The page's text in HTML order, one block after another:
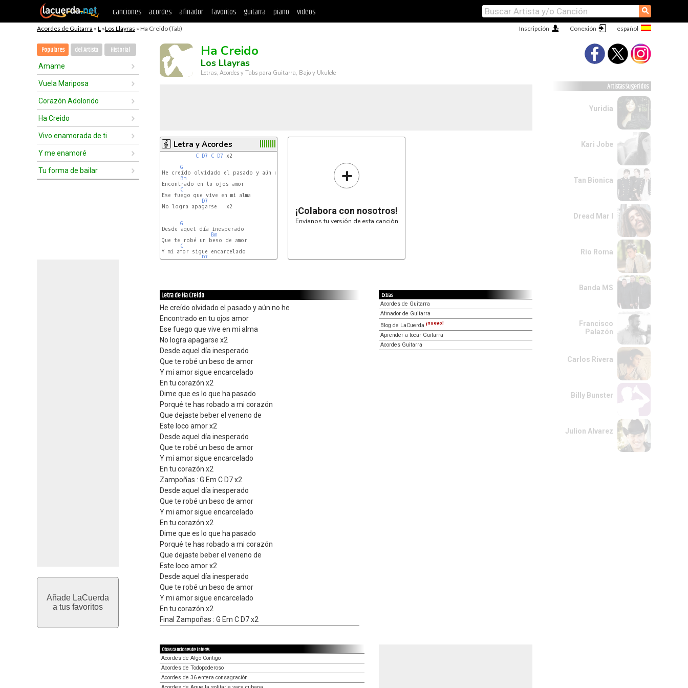
canciones acordes afinador favoritos guitarra piano videos ⚲
Acordes de Guitarra » L »Los Llayras » Ha Creido (Tab) Conexión
Inscripción
Populares del Artista Historial
Amame
Vuela Mariposa
Corazón Adolorido
Ha Creido
Vivo enamorada de ti
Y me enamoré
Tu forma de bailar
Añade LaCuerda
a tus favoritos
Ha Creido
Los Llayras
Letras, Acordes y Tabs para Guitarra, Bajo y Ukulele
Letra y Acordes
C D7 C D7 x2
G
He creído olvidado el pasado y aún no he
Bm
Encontrado en tu ojos amor
C
Ese fuego que vive en mi alma
D7
No logra apagarse   x2
G
Desde aquel día inesperado
Bm
Que te robé un beso de amor
C
Y mi amor sigue encarcelado
D7
+
¡Colabora con nosotros!
Envíanos tu versión de esta canción
Letra de Ha Creido
He creído olvidado el pasado y aún no he
Encontrado en tu ojos amor
Ese fuego que vive en mi alma
No logra apagarse x2
Desde aquel día inesperado
Que te robé un beso de amor
Y mi amor sigue encarcelado
En tu corazón x2
Dime que es lo que ha pasado
Porqué te has robado a mi corazón
Que dejaste beber el veneno de
Este loco amor x2
Desde aquel día inesperado
Que te robé un beso de amor
Y mi amor sigue encarcelado
En tu corazón x2
Zampoñas : G Em C D7 x2
Desde aquel día inesperado
Que te robé un beso de amor
Y mi amor sigue encarcelado
En tu corazón x2
Dime que es lo que ha pasado
Porqué te has robado a mi corazón
Que dejaste beber el veneno de
Este loco amor x2
Desde aquel día inesperado
Que te robé un beso de amor
Y mi amor sigue encarcelado
En tu corazón x2
Final Zampoñas : G Em C D7 x2
Extras
Acordes de Guitarra
Afinador de Guitarra
Blog de LaCuerda ¡nuevo!
Aprender a tocar Guitarra
Acordes Guitarra
Otras canciones de interés
Acordes de Algo Contigo
Acordes de Todopoderoso
Acordes de 36 entera consagración
Artistas Sugeridos
Yuridia
Kari Jobe
Tan Bionica
Dread Mar I
Río Roma
Banda MS
Francisco
Palazón
Carlos Rivera
Billy Bunster
Julion Alvarez